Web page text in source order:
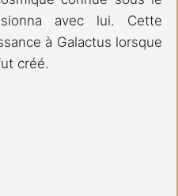
avec lui. Cette
à Galactus lorsque
créé.